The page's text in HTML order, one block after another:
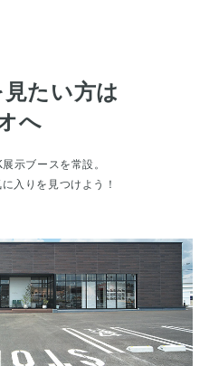
たい方は
へ
示ブースを常設。
入りを見つけよう！